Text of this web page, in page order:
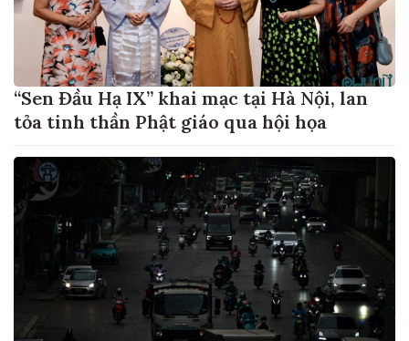
“Sen Đầu Hạ IX” khai mạc tại Hà Nội, lan
tỏa tinh thần Phật giáo qua hội họa